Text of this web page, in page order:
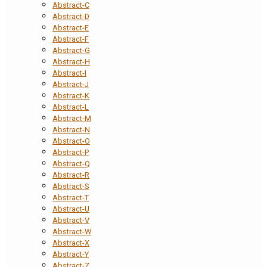
Abstract-C
Abstract-D
Abstract-E
Abstract-F
Abstract-G
Abstract-H
Abstract-I
Abstract-J
Abstract-K
Abstract-L
Abstract-M
Abstract-N
Abstract-O
Abstract-P
Abstract-Q
Abstract-R
Abstract-S
Abstract-T
Abstract-U
Abstract-V
Abstract-W
Abstract-X
Abstract-Y